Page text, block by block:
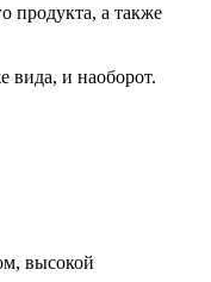
продукта, а также
вида, и наоборот.
высокой